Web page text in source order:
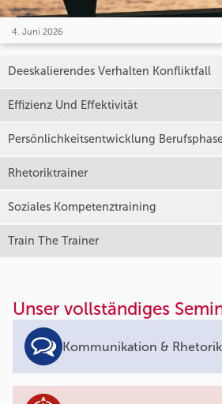
4. Juni 2026
Deeskalierendes Verhalten Konfliktfall
Effizienz Und Effektivität
Persönlichkeitsentwicklung
Rhetoriktrainer
Soziales Kompetenztraining
Train The Trainer
Unser vollständiges
Kommunikation & Rhetorik